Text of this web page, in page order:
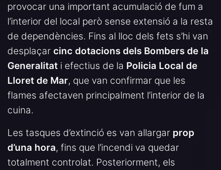
provocar una important acumulació de fum a
l’interior del local però sense extensió a la resta
de dependències. Fins al lloc dels fets s’hi van
desplaçar cinc dotacions dels Bombers de la
Generalitat i efectius de la Policia Local de
Lloret de Mar, que van confirmar que les
flames afectaven principalment l’interior de la
cuina.
Les tasques d’extinció es van allargar prop
d’una hora, fins que l’incendi va quedar
totalment controlat. Posteriorment, els